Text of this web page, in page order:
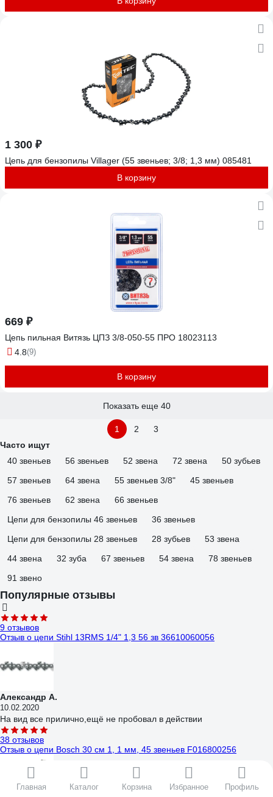
Главная Каталог Корзина Избранное Профиль
1 300 ₽
Цепь для бензопилы Villager (55 звеньев; 3/8; 1,3 мм) 085481
В корзину
669 ₽
Цепь пильная Витязь ЦПЗ 3/8-050-55 ПРО 18023113
4.8(9)
В корзину
Показать еще 40
1 2
3
Часто ищут
40 звеньев
56 звеньев 52 звена 72 звена
50 зубьев
57 звеньев
64 звена 55 звеньев 3/8"
45 звеньев
76 звеньев
62 звена
66 звеньев
Цепи для бензопилы 46 звеньев
36 звеньев
Цепи для бензопилы 28 звеньев
28 зубьев
53 звена
44 звена
32 зуба 67 звеньев 54 звена
78 звеньев
91 звено
Популярные отзывы
9 отзывов
Отзыв о цепи Stihl 13RMS 1/4" 1,3 56 зв 36610060056
Александр А.
10.02.2020
На вид все прилично,ещё не пробовал в действии
38 отзывов
Отзыв о цепи Bosch 30 см 1, 1 мм, 45 звеньев F016800256